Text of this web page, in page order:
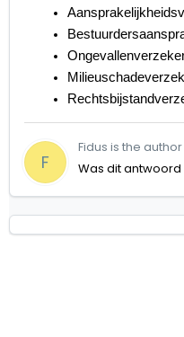
F
Fidus is the
Was dit antwoord